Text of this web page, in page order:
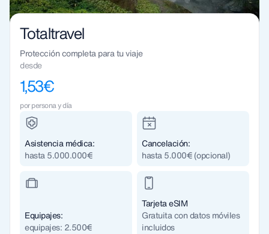
Totaltravel
Protección completa para tu viaje
desde
1,53€
por persona y día
Asistencia médica:
hasta 5.000.000€
Cancelación:
hasta 5.000€ (opcional)
Equipajes:
equipajes: 2.500€
Tarjeta eSIM
Gratuita con datos móviles
incluidos